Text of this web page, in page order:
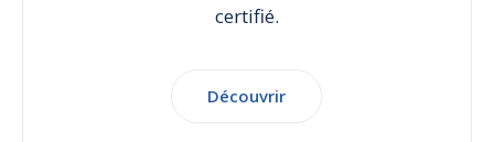
certifié.
Découvrir